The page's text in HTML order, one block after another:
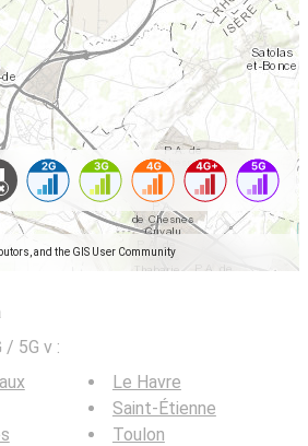
and the GIS User Community
/ 5G v :
Le Havre
Saint-Étienne
Toulon